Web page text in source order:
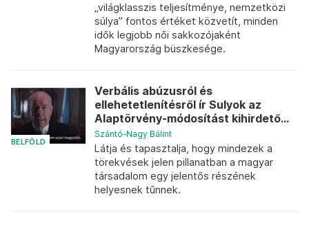
„világklasszis teljesítménye, nemzetközi
súlya” fontos értéket közvetít, minden
idők legjobb női sakkozójaként
Magyarország büszkesége.
BELFÖLD
Verbális abúzusról és
ellehetetlenítésről ír Sulyok az
Alaptörvény-módosítást kihirdető...
Szántó-Nagy Bálint
Látja és tapasztalja, hogy mindezek a
törekvések jelen pillanatban a magyar
társadalom egy jelentős részének
helyesnek tűnnek.